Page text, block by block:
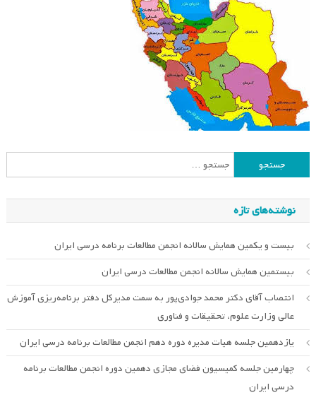
جستجو
برای:
نوشته‌های تازه
بیست و یکمین همایش سالانه انجمن مطالعات برنامه درسی ایران
بیستمین همایش سالانه انجمن مطالعات درسی ایران
انتصاب آقای دکتر محمد جوادی‌پور به سمت مدیرکل دفتر برنامه‌ریزی آموزش
عالی وزارت علوم، تحقیقات و فناوری
یازدهمین جلسه هیات مدیره دوره دهم انجمن مطالعات برنامه درسی ایران
چهارمین جلسه کمیسیون فضای مجازی دهمین دوره انجمن مطالعات برنامه
درسی ایران